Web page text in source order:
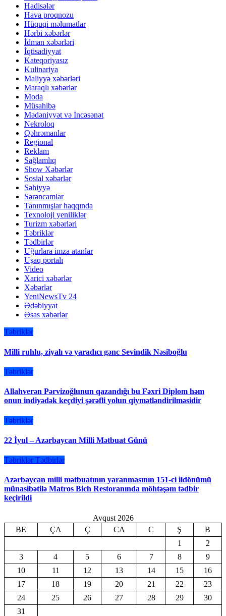
Hadisələr
Hava proqnozu
Hüquqi məlumatlar
Hərbi xəbərlər
İdman xəbərləri
İqtisadiyyat
Kateqoriyasız
Kulinariya
Maliyyə xəbərləri
Maraqlı xəbərlər
Moda
Müsahibə
Mədəniyyət və İncəsənət
Nekroloq
Qəhrəmanlar
Regional
Reklam
Sağlamlıq
Show Xəbərlər
Sosial xəbərlər
Səhiyyə
Sərəncamlar
Tanınmışlar haqqında
Texnoloji yeniliklər
Turizm xəbərləri
Təbriklər
Tədbirlər
Uğurlara imza atanlar
Uşaq portalı
Video
Xarici xəbərlər
Xəbərlər
YeniNewsTv 24
Ədəbiyyat
Əsas xəbərlər
Təbriklər
Milli ruhlu, ziyalı və yaradıcı gənc Sevindik Nəsiboğlu
Təbriklər
Allahverən Pərvizoğlunun qazandığı bu Fəxri Diplom həm
onun indiyədək keçdiyi şərəfli yolun qiymətləndirilməsidir
Təbriklər
22 İyul – Azərbaycan Milli Mətbuat Günü
Təbriklər Tədbirlər
Azərbaycan milli mətbuatının yaranmasının 151-ci ildönümü
münasibətilə Matros Bich Restoranında möhtəşəm tədbir
keçirildi
Avqust 2026
BE
ÇA Ç CA C Ş
B
1
2
3
4 5 6 7 8
9
10
11 12 13 14 15
16
17
18 19 20 21 22
23
24
25 26 27 28 29
30
31